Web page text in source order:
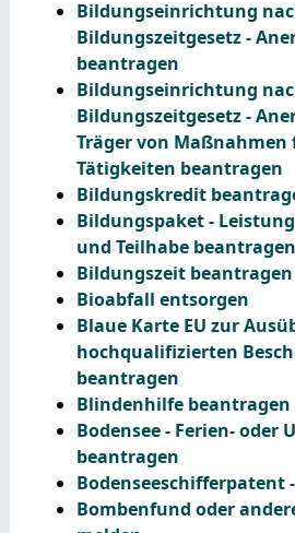
Bildungseinrichtung
Bildungszeitgesetz -
beantragen
Bildungseinrichtung
Bildungszeitgesetz -
Träger von
Tätigkeiten beantragen
Bildungskredit
Bildungspaket -
und Teilhabe beantragen
Bildungszeit beantragen
Bioabfall entsorgen
Blaue Karte EU zur
hochqualifizierten
beantragen
Blindenhilfe beantragen
Bodensee - Ferien- oder
beantragen
Bodenseeschifferpatent
Bombenfund oder